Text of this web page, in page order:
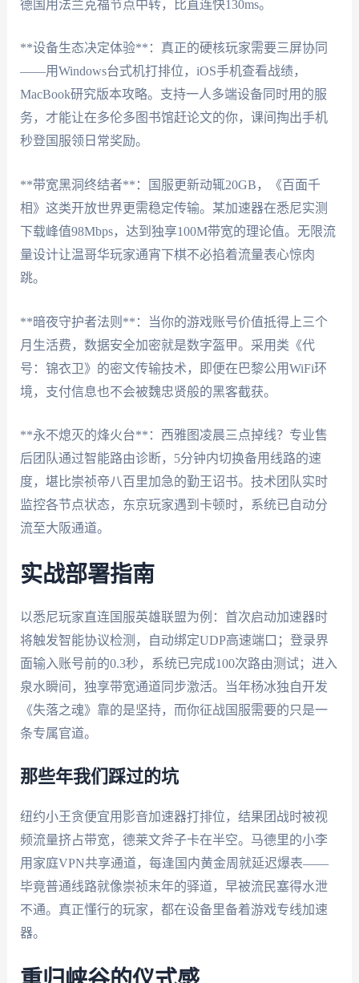
德国用法兰克福节点中转，比直连快130ms。
**设备生态决定体验**：真正的硬核玩家需要三屏协同
——用Windows台式机打排位，iOS手机查看战绩，
MacBook研究版本攻略。支持一人多端设备同时用的服
务，才能让在多伦多图书馆赶论文的你，课间掏出手机
秒登国服领日常奖励。
**带宽黑洞终结者**：国服更新动辄20GB，《百面千
相》这类开放世界更需稳定传输。某加速器在悉尼实测
下载峰值98Mbps，达到独享100M带宽的理论值。无限流
量设计让温哥华玩家通宵下棋不必掐着流量表心惊肉
跳。
**暗夜守护者法则**：当你的游戏账号价值抵得上三个
月生活费，数据安全加密就是数字盔甲。采用类《代
号：锦衣卫》的密文传输技术，即便在巴黎公用WiFi环
境，支付信息也不会被魏忠贤般的黑客截获。
**永不熄灭的烽火台**：西雅图凌晨三点掉线？专业售
后团队通过智能路由诊断，5分钟内切换备用线路的速
度，堪比崇祯帝八百里加急的勤王诏书。技术团队实时
监控各节点状态，东京玩家遇到卡顿时，系统已自动分
流至大阪通道。
实战部署指南
以悉尼玩家直连国服英雄联盟为例：首次启动加速器时
将触发智能协议检测，自动绑定UDP高速端口；登录界
面输入账号前的0.3秒，系统已完成100次路由测试；进入
泉水瞬间，独享带宽通道同步激活。当年杨冰独自开发
《失落之魂》靠的是坚持，而你征战国服需要的只是一
条专属官道。
那些年我们踩过的坑
纽约小王贪便宜用影音加速器打排位，结果团战时被视
频流量挤占带宽，德莱文斧子卡在半空。马德里的小李
用家庭VPN共享通道，每逢国内黄金周就延迟爆表——
毕竟普通线路就像崇祯末年的驿道，早被流民塞得水泄
不通。真正懂行的玩家，都在设备里备着游戏专线加速
器。